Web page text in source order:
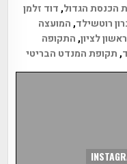
הכנסת הגדול,דוד זלמן
רוטשילד,המועצה
לציון,התקופה
,תקופת המנדט הבריטי